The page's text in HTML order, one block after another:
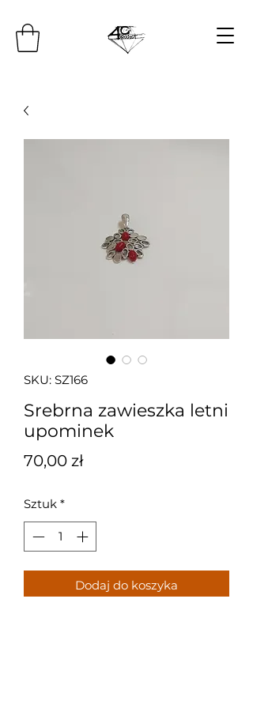
SKU: SZ166
Srebrna zawieszka letni
upominek
70,00 złCena
Sztuk *
Dodaj do koszyka